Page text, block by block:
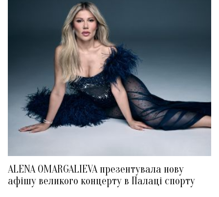
ALENA OMARGALIEVA презентувала нову
афішу великого концерту в Палаці спорту